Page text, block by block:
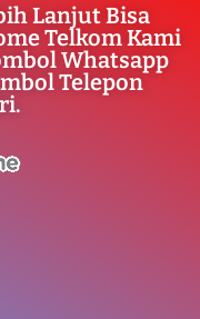
Lanjut Bisa
Telkom Kami
Whatsapp
Telepon